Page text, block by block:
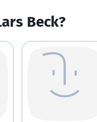
Beck?